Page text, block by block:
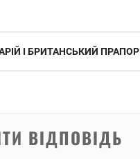
І БРИТАНСЬКИЙ ПРАПОР
ВІДПОВІДЬ